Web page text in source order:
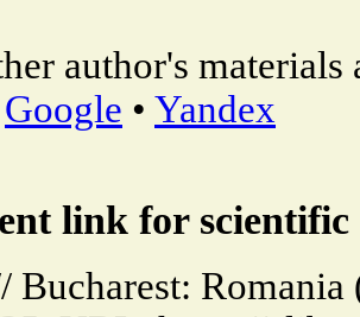
author's materials
Google • Yandex
link for
Bucharest: